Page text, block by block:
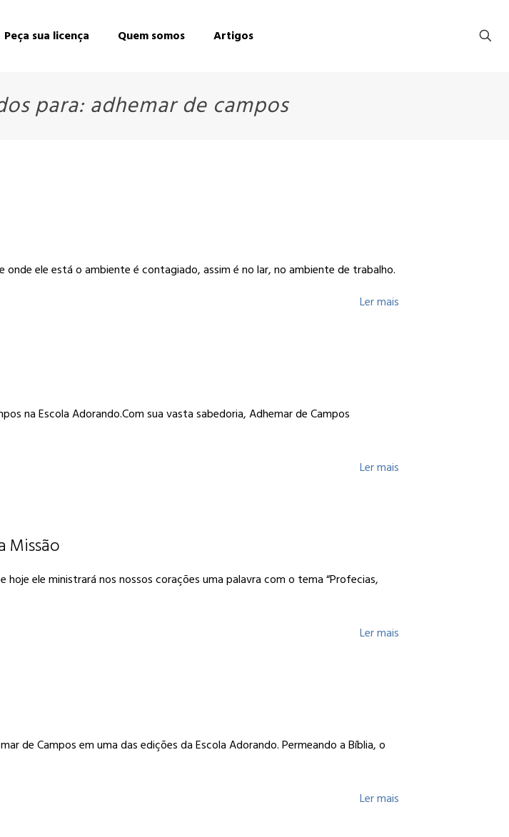
Peça sua licença Quem somos Artigos
para: adhemar de campos
ele está o ambiente é contagiado, assim é no lar, no ambiente de trabalho.
Ler mais
na Escola Adorando.Com sua vasta sabedoria, Adhemar de Campos
Ler mais
Missão
ele ministrará nos nossos corações uma palavra com o tema “Profecias,
Ler mais
de Campos em uma das edições da Escola Adorando. Permeando a Bíblia, o
Ler mais